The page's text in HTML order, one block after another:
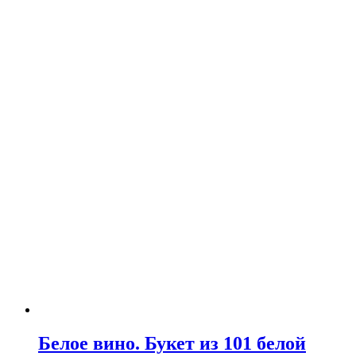
Белое вино. Букет из 101 белой